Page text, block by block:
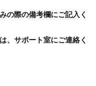
の際の備考欄にご記入く
、サポート室にご連絡く